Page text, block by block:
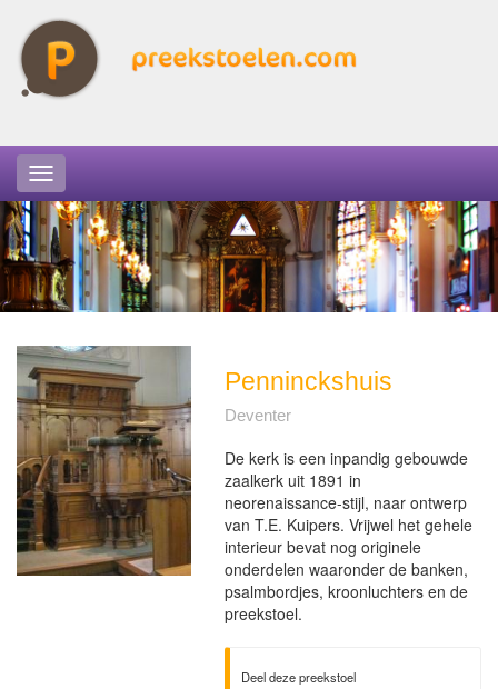
Penninckshuis
Deventer
De kerk is een inpandig gebouwde
zaalkerk uit 1891 in
neorenaissance-stijl, naar ontwerp
van T.E. Kuipers. Vrijwel het gehele
interieur bevat nog originele
onderdelen waaronder de banken,
psalmbordjes, kroonluchters en de
preekstoel.
Deel deze preekstoel